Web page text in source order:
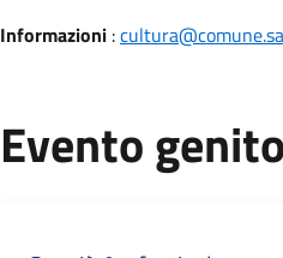
Informazioni:
Evento